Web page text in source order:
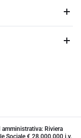
amministrativa: Riviera
Sociale € 28.000.000 i.v.